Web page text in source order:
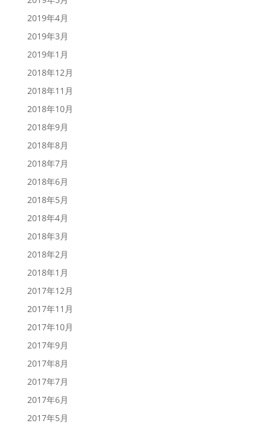
2019年4月
2019年3月
2019年1月
2018年12月
2018年11月
2018年10月
2018年9月
2018年8月
2018年7月
2018年6月
2018年5月
2018年4月
2018年3月
2018年2月
2018年1月
2017年12月
2017年11月
2017年10月
2017年9月
2017年8月
2017年7月
2017年6月
2017年5月